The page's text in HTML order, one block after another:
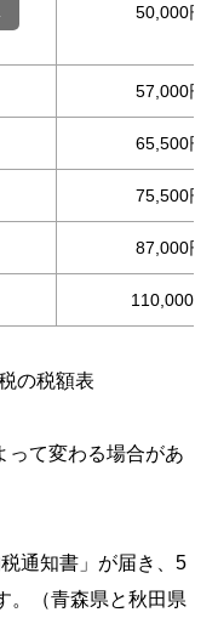
50,000円
57,000円
65,500円
75,500円
87,000円
110,000円
の税額表
て変わる場合があ
通知書」が届き、5
。（青森県と秋田県